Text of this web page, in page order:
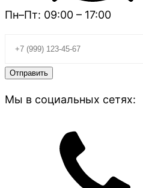
Пн–Пт: 09:00 – 17:00
Мы в социальных сетях: